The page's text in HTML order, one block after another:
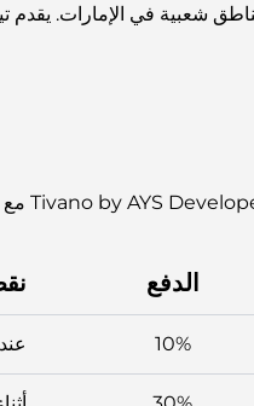
شعبية في الإمارات. يقدم
الدفع
10%